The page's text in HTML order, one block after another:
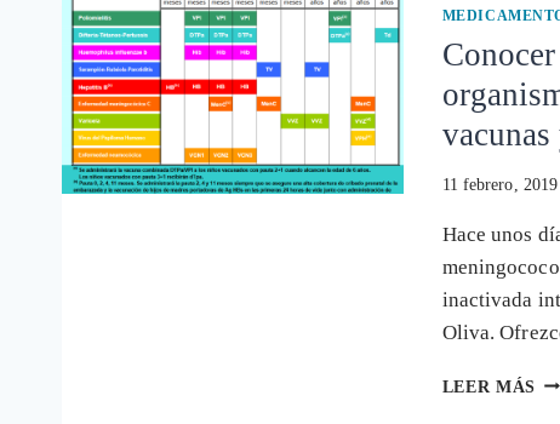
LO
SI
11 febrero, 2019
Hace unos
inactivada
Oliva.
LEER MÁS